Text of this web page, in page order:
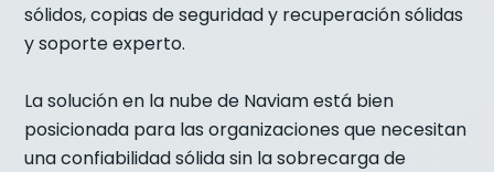
sólidos, copias de seguridad y recuperación sólidas
y soporte experto.
La solución en la nube de Naviam está bien
posicionada para las organizaciones que necesitan
una confiabilidad sólida sin la sobrecarga de